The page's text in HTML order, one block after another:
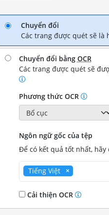
Chuyển đổi
Các trang được quét sẽ là
Chuyển đổi bằng OCR
Các trang được quét sẽ
Phương thức OCR
Ngôn ngữ gốc của tệp
Để có kết quả tốt nhất,
Tiếng Việt
Cải thiện OCR